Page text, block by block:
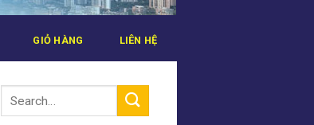
GIỎ HÀNG LIÊN HỆ